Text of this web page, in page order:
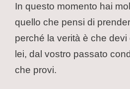
In questo momento hai
quello che pensi di
perché la verità è che devi
lei, dal vostro passato
che provi.